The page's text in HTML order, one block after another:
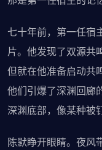
七十年前，第一任宿
片。他发现了双源共
但就在他准备启动
他们引爆了深渊回廊
深渊底部，像某种被
陈默睁开眼睛。夜风